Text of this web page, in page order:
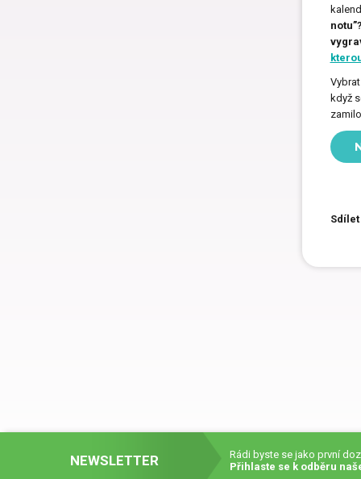
notu”?
Vybrat
když
NEWSLETTER
Rádi byste se jako první
Přihlaste se k odběru